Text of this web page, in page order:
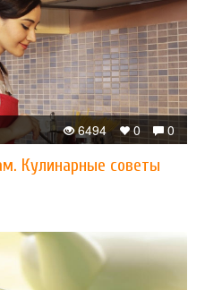
0
0
6494
Кулинарные советы